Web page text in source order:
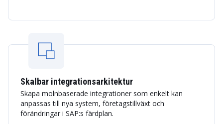
Skalbar integrationsarkitektur
Skapa molnbaserade integrationer som enkelt kan
anpassas till nya system, företagstillväxt och
förändringar i SAP:s färdplan.